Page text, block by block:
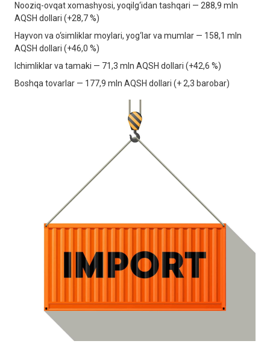
Nooziq-ovqat xomashyosi, yoqilg‘idan tashqari — 288,9 mln
AQSH dollari (+28,7 %)
Hayvon va o‘simliklar moylari, yog‘lar va mumlar — 158,1 mln
AQSH dollari (+46,0 %)
Ichimliklar va tamaki — 71,3 mln AQSH dollari (+42,6 %)
Boshqa tovarlar — 177,9 mln AQSH dollari (+ 2,3 barobar)